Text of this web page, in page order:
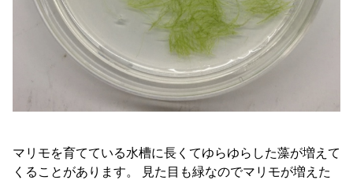
マリモを育てている水槽に長くてゆらゆらした藻が増えて
くることがあります。 見た目も緑なのでマリモが増えた